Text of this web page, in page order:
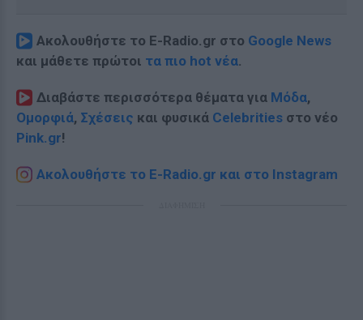
Ακολουθήστε το E-Radio.gr στο Google News
και μάθετε πρώτοι τα πιο hot νέα.
Διαβάστε περισσότερα θέματα για Μόδα,
Ομορφιά, Σχέσεις και φυσικά Celebrities στο νέο
Pink.gr!
Ακολουθήστε το E-Radio.gr και στο Instagram